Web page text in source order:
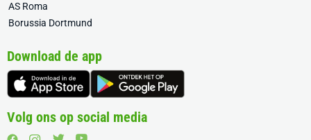
AS Roma
Borussia Dortmund
Download de app
Volg ons op social media